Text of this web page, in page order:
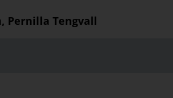
Pernilla Tengvall